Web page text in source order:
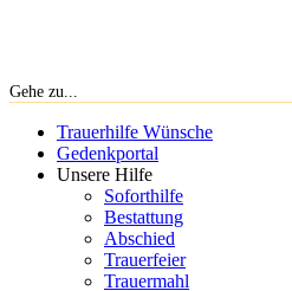
Gehe zu...
Trauerhilfe Wünsche
Gedenkportal
Unsere Hilfe
Soforthilfe
Bestattung
Abschied
Trauerfeier
Trauermahl